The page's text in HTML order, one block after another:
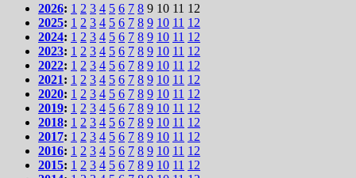
2026: 1 2 3 4 5 6 7 8 9 10 11 12
2025: 1 2 3 4 5 6 7 8 9 10 11 12
2024: 1 2 3 4 5 6 7 8 9 10 11 12
2023: 1 2 3 4 5 6 7 8 9 10 11 12
2022: 1 2 3 4 5 6 7 8 9 10 11 12
2021: 1 2 3 4 5 6 7 8 9 10 11 12
2020: 1 2 3 4 5 6 7 8 9 10 11 12
2019: 1 2 3 4 5 6 7 8 9 10 11 12
2018: 1 2 3 4 5 6 7 8 9 10 11 12
2017: 1 2 3 4 5 6 7 8 9 10 11 12
2016: 1 2 3 4 5 6 7 8 9 10 11 12
2015: 1 2 3 4 5 6 7 8 9 10 11 12